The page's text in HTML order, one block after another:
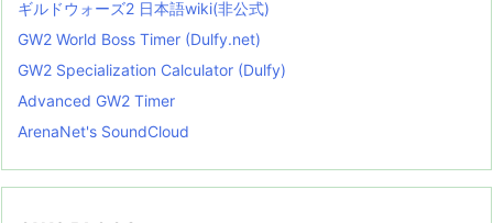
ギルドウォーズ2 日本語wiki(非公式)
GW2 World Boss Timer (Dulfy.net)
GW2 Specialization Calculator (Dulfy)
Advanced GW2 Timer
ArenaNet's SoundCloud